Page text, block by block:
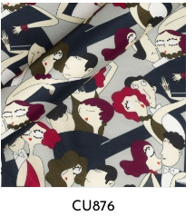
CU876